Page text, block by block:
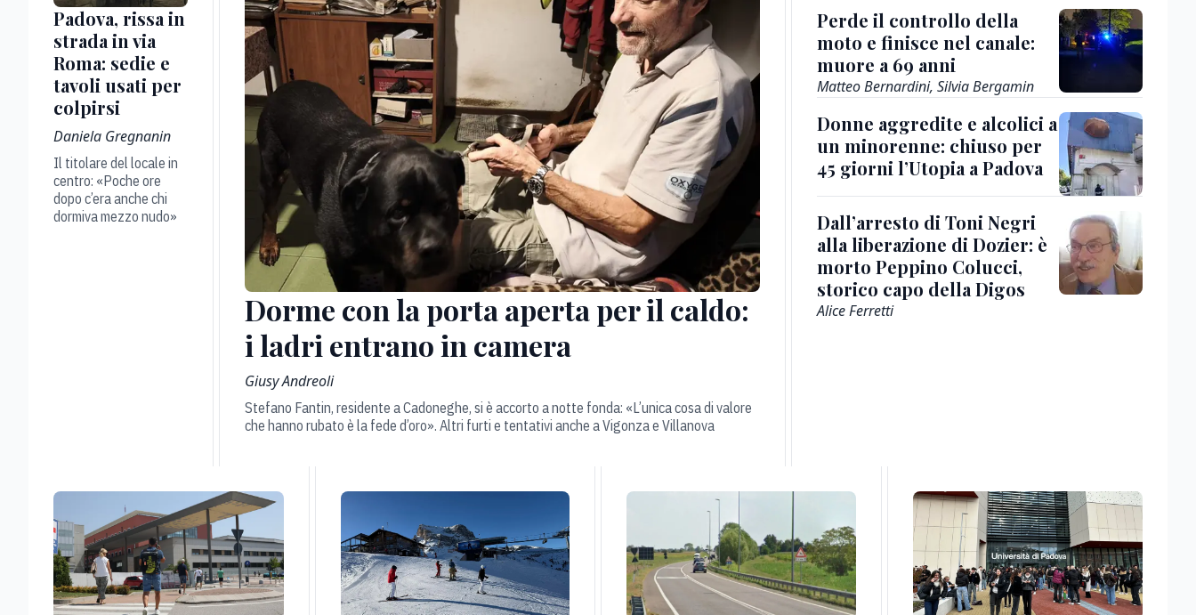
Padova, rissa in
strada in via
Roma: sedie e
tavoli usati per
colpirsi
Daniela Gregnanin
Il titolare del locale in
centro: «Poche ore
dopo c’era anche chi
dormiva mezzo nudo»
Dorme con la porta aperta per il caldo:
i ladri entrano in camera
Giusy Andreoli
Stefano Fantin, residente a Cadoneghe, si è accorto a notte fonda: «L’unica cosa di valore
che hanno rubato è la fede d’oro». Altri furti e tentativi anche a Vigonza e Villanova
Perde il controllo della
moto e finisce nel canale:
muore a 69 anni
Matteo Bernardini, Silvia Bergamin
Donne aggredite e alcolici a
un minorenne: chiuso per
45 giorni l’Utopia a Padova
Dall’arresto di Toni Negri
alla liberazione di Dozier: è
morto Peppino Colucci,
storico capo della Digos
Alice Ferretti